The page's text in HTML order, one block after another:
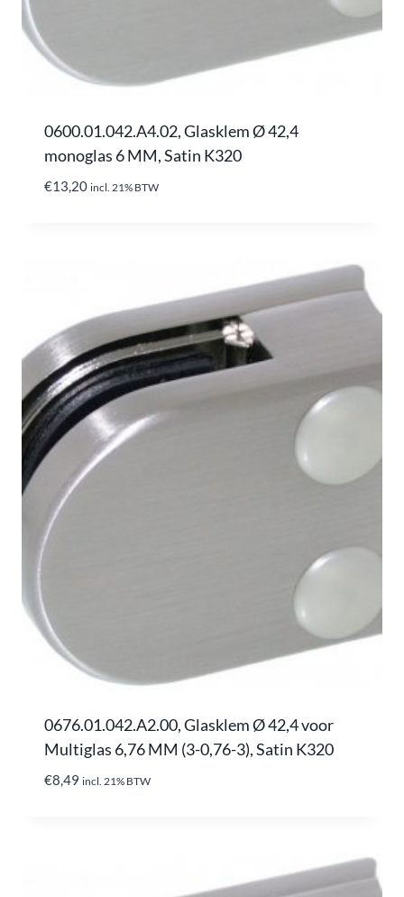
0600.01.042.A4.02, Glasklem Ø 42,4
monoglas 6 MM, Satin K320
€13,20 incl. 21% BTW
0676.01.042.A2.00, Glasklem Ø 42,4 voor
Multiglas 6,76 MM (3-0,76-3), Satin K320
€8,49 incl. 21% BTW